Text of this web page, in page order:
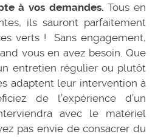
à vos demandes. Tous en
ils sauront parfaitement
verts ! Sans engagement,
vous en avez besoin. Que
entretien régulier ou plutôt
adaptent leur intervention à
de l’expérience d’un
avec le matériel
pas envie de consacrer du